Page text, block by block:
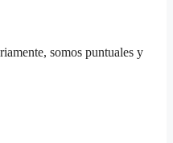
somos puntuales y